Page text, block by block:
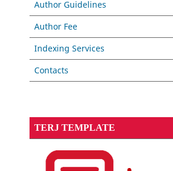
Author Guidelines
Author Fee
Indexing Services
Contacts
TERJ TEMPLATE